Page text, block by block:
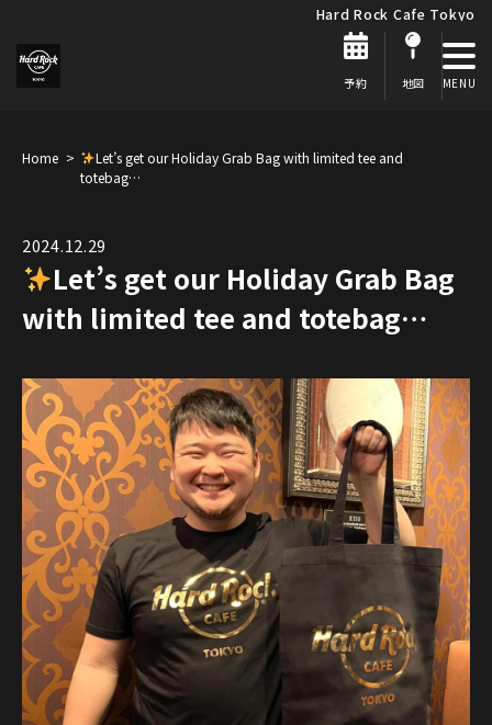
Hard Rock Cafe Tokyo
予約 地図
Home
Let’s get our Holiday Grab Bag with limited tee and
totebag…
2024.12.29
Let’s get our Holiday Grab Bag
with limited tee and totebag…